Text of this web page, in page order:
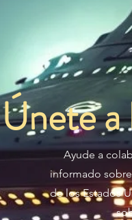
Únete a
Ayude a
informado
de los Estados